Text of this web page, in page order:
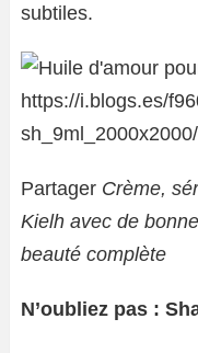
subtiles.
Partager Crème,
Kielh avec de
beauté complète
N’oubliez pas :